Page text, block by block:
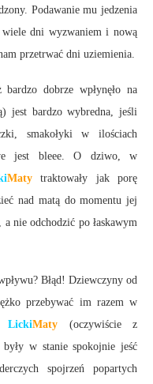
Podawanie mu jedzenia
dni wyzwaniem i nową
przetrwać dni uziemienia.
dobrze wpłynęło na
jest bardzo wybredna, jeśli
smakołyki w ilościach
jest bleee. O dziwo, w
Matytraktowały jak porę
nad matą do momentu jej
nie odchodzić po łaskawym
Błąd! Dziewczyny od
przebywać im razem w
LickiMaty (oczywiście z
były w stanie spokojnie jeść
spojrzeń popartych